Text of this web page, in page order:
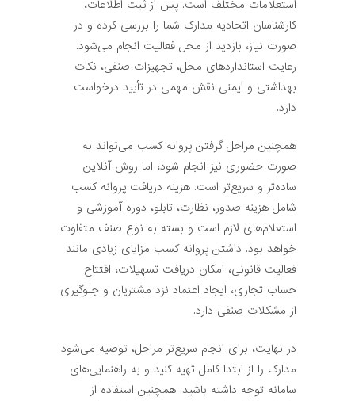
استعلامات مختلف است. پس از ثبت اطلاعات،
کارشناسان اتحادیه مدارک شما را بررسی کرده و در
صورت نیاز، بازدید از محل فعالیت انجام می‌شود.
رعایت استانداردهای محل، تجهیزات صنفی، نکات
بهداشتی و ایمنی نقش مهمی در تأیید درخواست
دارد.
همچنین مراحل گرفتن پروانه کسب می‌تواند به
صورت حضوری نیز انجام شود، اما روش آنلاین
ساده‌تر و سریع‌تر است. هزینه دریافت پروانه کسب
شامل هزینه صدور، نظارت، تابلو، دوره آموزشی و
استعلام‌های لازم است و بسته به نوع صنف متفاوت
خواهد بود. داشتن پروانه کسب مزایای زیادی مانند
فعالیت قانونی، امکان دریافت تسهیلات، افتتاح
حساب تجاری، ایجاد اعتماد نزد مشتریان و جلوگیری
از مشکلات صنفی دارد.
در نهایت، برای انجام سریع‌تر مراحل، توصیه می‌شود
مدارک را از ابتدا کامل تهیه کنید و به راهنمایی‌های
سامانه توجه داشته باشید. همچنین استفاده از